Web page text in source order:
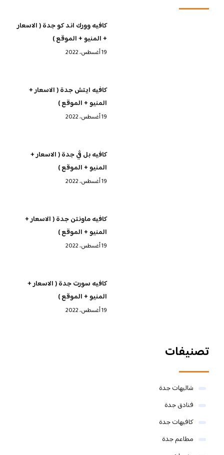
كافيه وورك اند كو جدة ( الاسعار
+ المنيو + الموقع )
19 أغسطس، 2022
كافيه ايتش جدة ( الاسعار +
المنيو + الموقع )
19 أغسطس، 2022
كافيه بل ڤي جدة ( الاسعار +
المنيو + الموقع )
19 أغسطس، 2022
كافيه ماونتن جدة ( الاسعار +
المنيو + الموقع )
19 أغسطس، 2022
كافيه سورت جدة ( الاسعار +
المنيو + الموقع )
19 أغسطس، 2022
تصنيفات
شاليهات جدة
فنادق جدة
كافيهات جدة
مطاعم جدة